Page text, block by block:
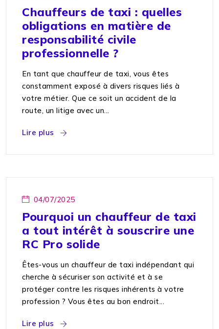
Chauffeurs de taxi : quelles
obligations en matière de
responsabilité civile
professionnelle ?
En tant que chauffeur de taxi, vous êtes
constamment exposé à divers risques liés à
votre métier. Que ce soit un accident de la
route, un litige avec un...
Lire plus
04/07/2025
Pourquoi un chauffeur de taxi
a tout intérêt à souscrire une
RC Pro solide
Êtes-vous un chauffeur de taxi indépendant qui
cherche à sécuriser son activité et à se
protéger contre les risques inhérents à votre
profession ? Vous êtes au bon endroit...
Lire plus